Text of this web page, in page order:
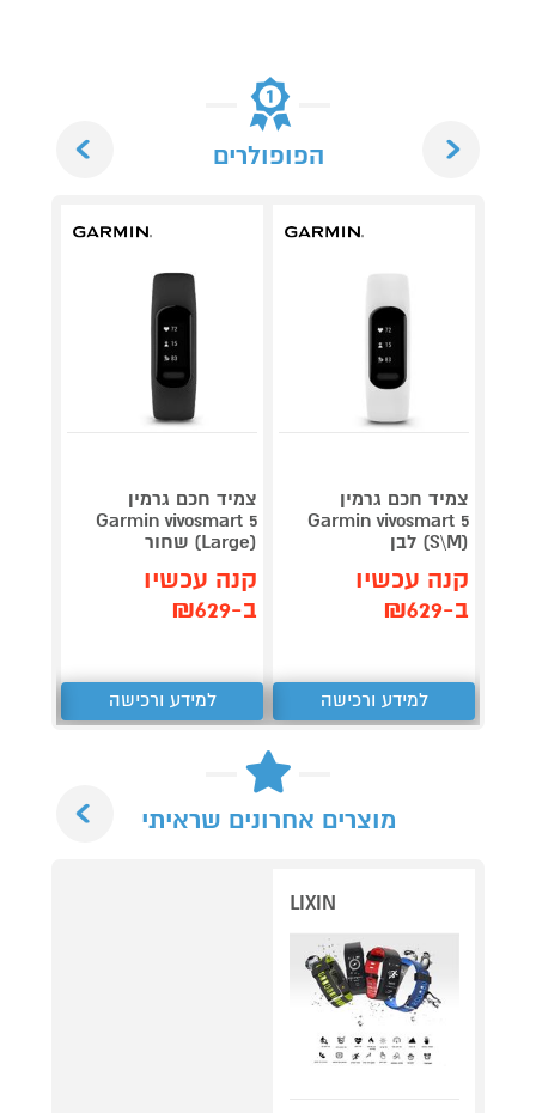
הפופולרים
צמיד חכם גרמין
Garmin vivosmart 5
(S\M) לבן
קנה עכשיו
ב-₪629
למידע ורכישה
צמיד חכם גרמין
Garmin vivosmart 5
(Large) שחור
קנה עכשיו
ב-₪629
למידע ורכישה
מוצרים אחרונים שראיתי
LIXIN